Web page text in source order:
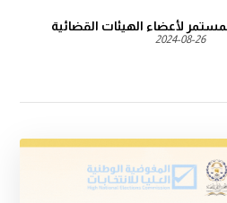
لأعضاء الهيئات القضائية
2024-08-26